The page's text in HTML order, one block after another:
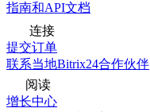
指南和API文档
连接
提交订单
联系当地Bitrix24合作伙伴
阅读
增长中心